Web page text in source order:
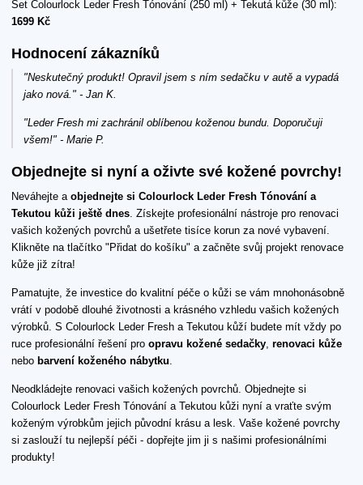
Set Colourlock Leder Fresh Tónování (250 ml) + Tekutá kůže (30 ml):
1699 Kč
Hodnocení zákazníků
"Neskutečný produkt! Opravil jsem s ním sedačku v autě a vypadá
jako nová." - Jan K.
"Leder Fresh mi zachránil oblíbenou koženou bundu. Doporučuji
všem!" - Marie P.
Objednejte si nyní a oživte své kožené povrchy!
Neváhejte a objednejte si Colourlock Leder Fresh Tónování a
Tekutou kůži ještě dnes . Získejte profesionální nástroje pro renovaci
vašich kožených povrchů a ušetřete tisíce korun za nové vybavení.
Klikněte na tlačítko "Přidat do košíku" a začněte svůj projekt renovace
kůže již zítra!
Pamatujte, že investice do kvalitní péče o kůži se vám mnohonásobně
vrátí v podobě dlouhé životnosti a krásného vzhledu vašich kožených
výrobků. S Colourlock Leder Fresh a Tekutou kůží budete mít vždy po
ruce profesionální řešení pro opravu kožené sedačky renovaci kůže
nebo barvení koženého nábytku
Neodkládejte renovaci vašich kožených povrchů. Objednejte si
Colourlock Leder Fresh Tónování a Tekutou kůži nyní a vraťte svým
koženým výrobkům jejich původní krásu a lesk. Vaše kožené povrchy
si zaslouží tu nejlepší péči - dopřejte jim ji s našimi profesionálními
produkty!